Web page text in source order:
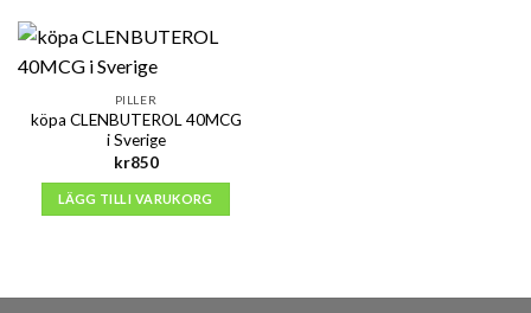
PILLER
köpa CLENBUTEROL 40MCG
i Sverige
kr850
LÄGG TILL I VARUKORG